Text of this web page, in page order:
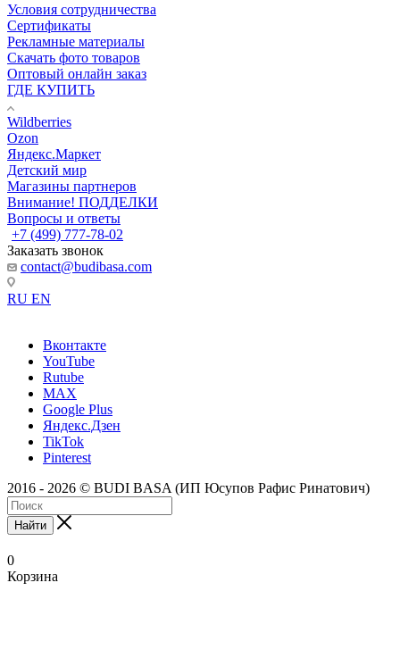
Условия сотрудничества
Сертификаты
Рекламные материалы
Скачать фото товаров
Оптовый онлайн заказ
ГДЕ КУПИТЬ
Wildberries
Ozon
Яндекс.Маркет
Детский мир
Магазины партнеров
Внимание! ПОДДЕЛКИ
Вопросы и ответы
+7 (499) 777-78-02
Заказать звонок
contact@budibasa.com
RU EN
Вконтакте
YouTube
Rutube
MAX
Google Plus
Яндекс.Дзен
TikTok
Pinterest
2016 - 2026 © BUDI BASA (ИП Юсупов Рафис Ринатович)
Найти
0
Корзина